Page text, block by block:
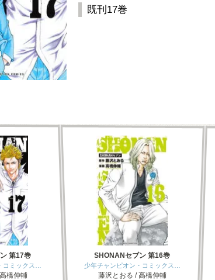
既刊17巻
第17巻
コミックス…
橋伸輔
SHONANセブン 第16巻
少年チャンピオン・コミックス…
藤沢とおる / 高橋伸輔